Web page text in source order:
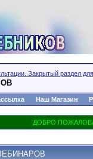
Закрытый раздел
Наш Магазин